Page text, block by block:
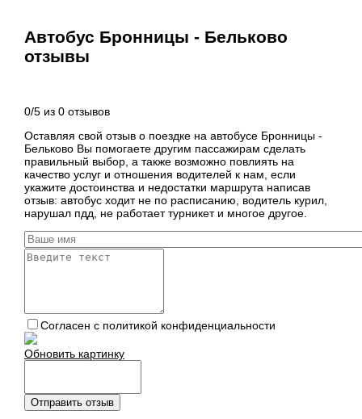
Автобус Бронницы - Бельково
отзывы
0/5 из 0 отзывов
Оставляя свой отзыв о поездке на автобусе Бронницы -
Бельково Вы помогаете другим пассажирам сделать
правильный выбор, а также возможно повлиять на
качество услуг и отношения водителей к нам, если
укажите достоинства и недостатки маршрута написав
отзыв: автобус ходит не по расписанию, водитель курил,
нарушал пдд, не работает турникет и многое другое.
Согласен с политикой конфиденциальности
Обновить картинку
Отправить отзыв